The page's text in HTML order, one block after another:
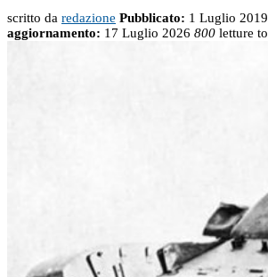
scritto da redazione Pubblicato: 1 Luglio 2019
aggiornamento: 17 Luglio 2026 800 letture